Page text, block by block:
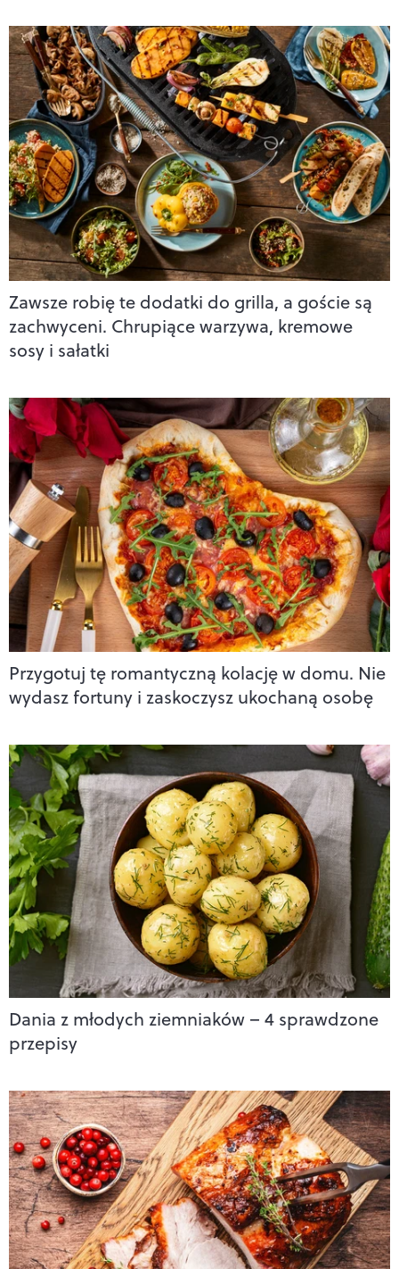
Zawsze robię te dodatki do grilla, a goście są
zachwyceni. Chrupiące warzywa, kremowe
sosy i sałatki
Przygotuj tę romantyczną kolację w domu. Nie
wydasz fortuny i zaskoczysz ukochaną osobę
Dania z młodych ziemniaków – 4 sprawdzone
przepisy